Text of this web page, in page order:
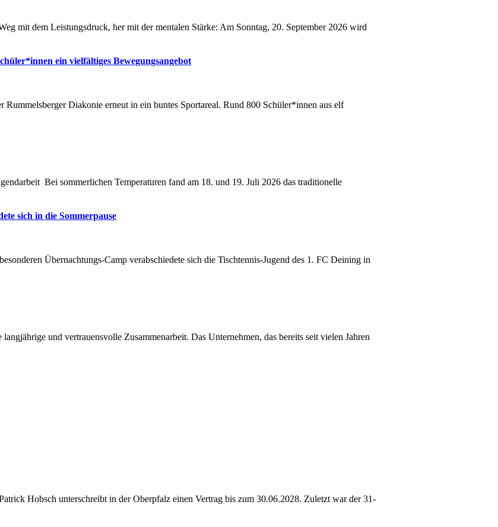
mit dem Leistungsdruck, her mit der mentalen Stärke: Am Sonntag, 20. September 2026 wird
ein vielfältiges Bewegungsangebot
Diakonie erneut in ein buntes Sportareal. Rund 800 Schüler*innen aus elf
Bei sommerlichen Temperaturen fand am 18. und 19. Juli 2026 das traditionelle
sich in die Sommerpause
Übernachtungs-Camp verabschiedete sich die Tischtennis-Jugend des 1. FC Deining in
und vertrauensvolle Zusammenarbeit. Das Unternehmen, das bereits seit vielen Jahren
Hobsch unterschreibt in der Oberpfalz einen Vertrag bis zum 30.06.2028. Zuletzt war der 31-